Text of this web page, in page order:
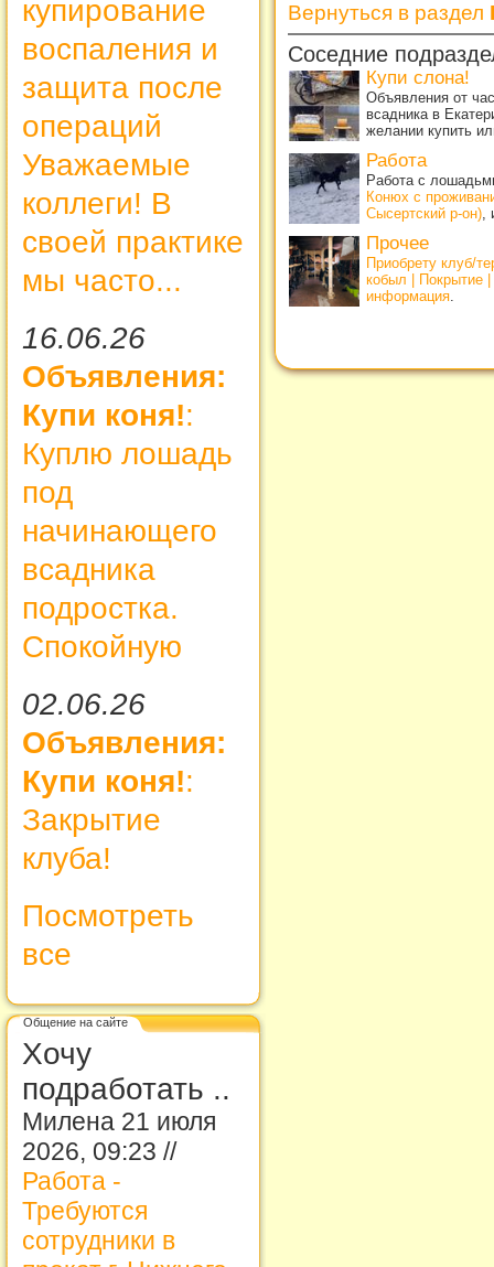
купирование
воспаления и
защита после
операций
Уважаемые
коллеги! В
своей практике
мы часто...
16.06.26
Объявления:
Купи коня!:
Куплю лошадь
под
начинающего
всадника
подростка.
Спокойную
02.06.26
Объявления:
Купи коня!:
Закрытие
клуба!
Посмотреть
все
Общение на сайте
Хочу
подработать ..
Милена 21 июля
2026, 09:23 //
Работа -
Требуются
сотрудники в
Вернуться в раздел
Соседние
Купи слона!
Объявления от
всадника в
желании купить
Работа
Работа с
Конюх с
Сысертский р-он),
Прочее
Приобрету клуб/
кобыл | Покрытие
информация.